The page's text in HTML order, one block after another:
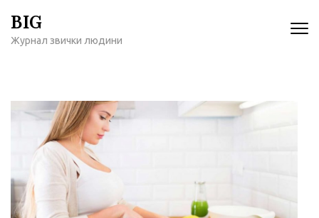
содержимому
BIG
Журнал звички людини